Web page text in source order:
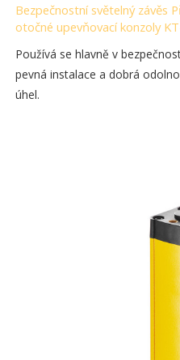
Bezpečnostní světelný závěs
otočné upevňovací konzoly
Používá se hlavně v
pevná instalace a dobrá
úhel.